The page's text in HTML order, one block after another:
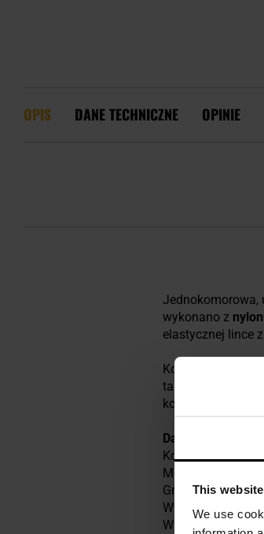
This
We use
OPIS DANE TECHNICZNE OPINIE
Jednokomorowa,
wykonano z
elastycznej lince
Kompatybilność z
taktyczne, czy
konfiguracjach,
Dane techniczne
Kolor: Coyote
Materiał: 100%
Gramatura: 140
Wymiary: 16 cm x
Waga: 172 g